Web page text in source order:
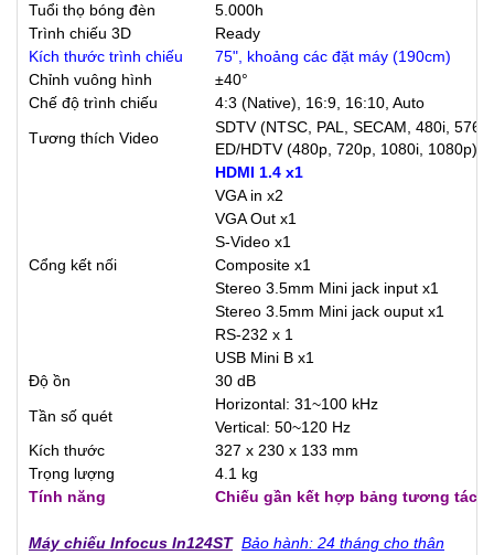
Tuổi thọ bóng đèn
5.000h
Trình chiếu 3D
Ready
Kích thước trình chiếu
75", khoảng các đặt máy (190cm)
Chỉnh vuông hình
±40°
Chế độ trình chiếu
4:3 (Native), 16:9, 16:10, Auto
Tương thích Video
SDTV (NTSC, PAL, SECAM, 480i, 576i),
ED/HDTV (480p, 720p, 1080i, 1080p)
Cổng kết nối
HDMI 1.4 x1
VGA in x2
VGA Out x1
S-Video x1
Composite x1
Stereo 3.5mm Mini jack input x1
Stereo 3.5mm Mini jack ouput x1
RS-232 x 1
USB Mini B x1
Độ ồn
30 dB
Tần số quét
Horizontal: 31~100 kHz
Vertical: 50~120 Hz
Kích thước
327 x 230 x 133 mm
Trọng lượng
4.1 kg
Tính năng
Chiếu gần kết hợp bảng tương tác
Máy chiếu Infocus In124ST Bảo hành: 24 tháng cho thân